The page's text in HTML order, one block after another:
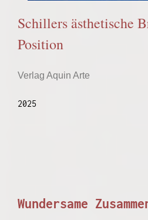
Schillers ästhetische
Position
Verlag Aquin Arte
2025
Wundersame